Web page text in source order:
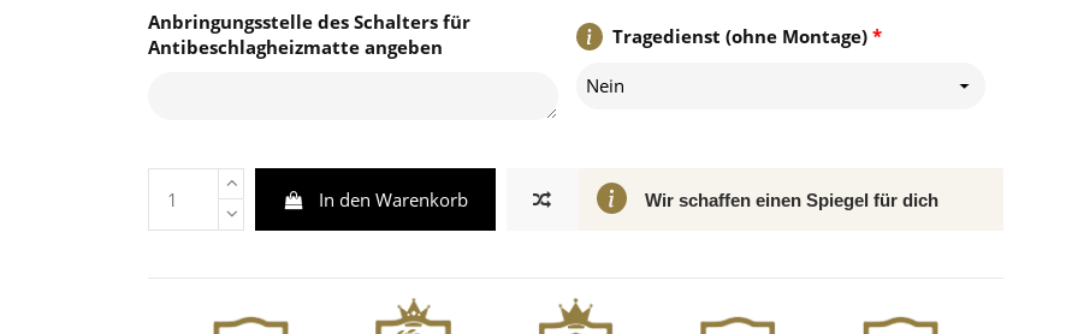
Anbringungsstelle des Schalters für
Antibeschlagheizmatte angeben
*
Tragedienst (ohne Montage)
Nein
In den Warenkorb Wir schaffen einen Spiegel für dich